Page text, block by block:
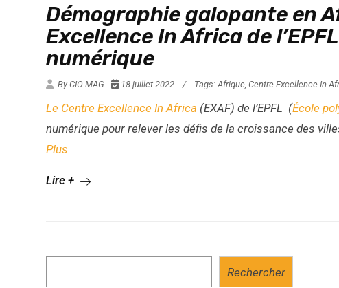
Démographie galopante en
Excellence In Africa de
numérique
By CIO MAG 18 juillet 2022 / Tags:Afrique, Centre Excellence In
Le Centre Excellence In Africa (EXAF) de l’EPFL (École
numérique pour relever les défis de la croissance des
Plus
Lire +
Rechercher